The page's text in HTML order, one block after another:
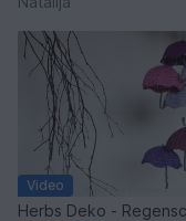
Video
Herbs Deko -